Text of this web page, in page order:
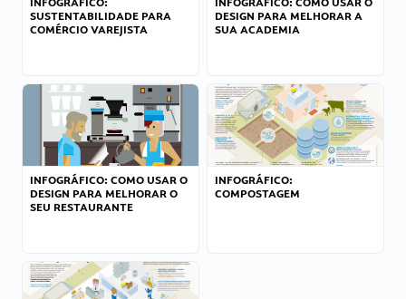
SUSTENTABILIDADE PARA
COMÉRCIO VAREJISTA
DESIGN PARA MELHORAR A
SUA ACADEMIA
INFOGRÁFICO: COMO USAR O
DESIGN PARA MELHORAR O
SEU RESTAURANTE
INFOGRÁFICO:
COMPOSTAGEM